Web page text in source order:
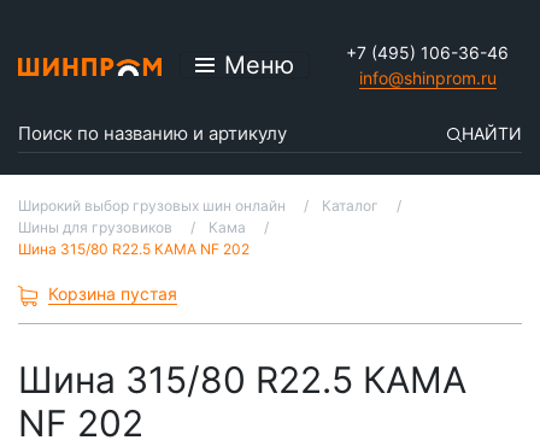
Меню
+7 (495) 106-36-46
info@shinprom.ru
НАЙТИ
Широкий выбор грузовых шин онлайн
Каталог
Шины для грузовиков
Кама
Шина 315/80 R22.5 КАМА NF 202
Корзина пустая
Шина 315/80 R22.5 КАМА
NF 202